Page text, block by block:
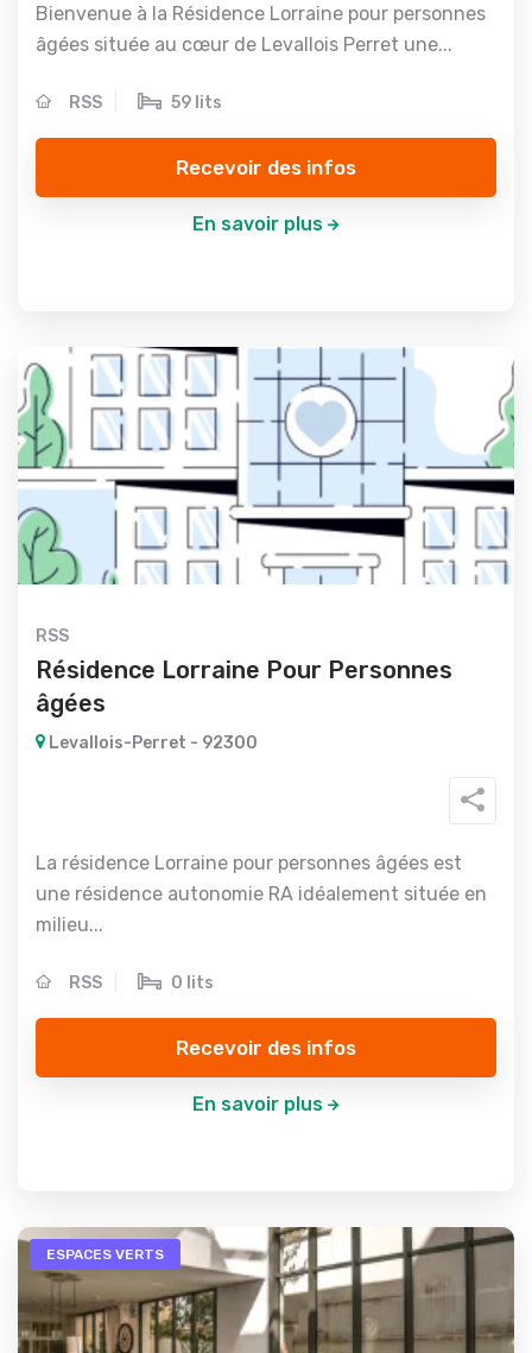
Bienvenue à la Résidence Lorraine pour personnes
âgées située au cœur de Levallois Perret une...
RSS 59 lits
Recevoir des infos
En savoir plus
RSS
Résidence Lorraine Pour Personnes
âgées
Levallois-Perret - 92300
La résidence Lorraine pour personnes âgées est
une résidence autonomie RA idéalement située en
milieu...
RSS 0 lits
Recevoir des infos
En savoir plus
ESPACES VERTS